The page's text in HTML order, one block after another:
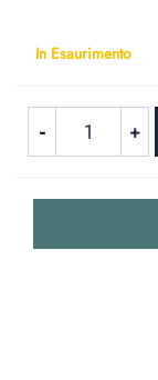
In Esaurimento